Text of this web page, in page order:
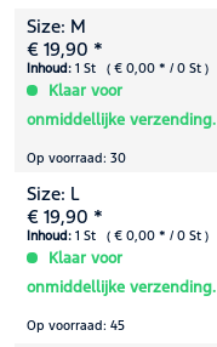
Size: M
€ 19,90 *
Inhoud: 1 St ( € 0,00 * / 0 St )
Klaar voor
onmiddellijke verzending.
Op voorraad: 30
Size: L
€ 19,90 *
Inhoud: 1 St ( € 0,00 * / 0 St )
Klaar voor
onmiddellijke verzending.
Op voorraad: 45